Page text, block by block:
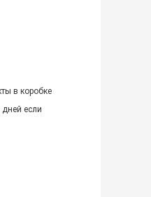
в коробке
если